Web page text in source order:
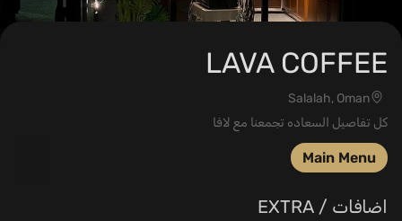
LAVA COFFEE
Salalah, Oman
كل تفاصيل السعاده تجمعنا مع لافا
Main Menu
اضافات / EXTRA